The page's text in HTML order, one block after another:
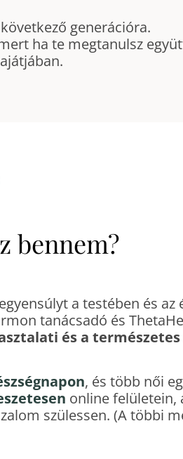
generációra.
ha te megtanulsz
bennem?
a testében és az
tanácsadó és
és a
, és több női
online felületein,
szülessen. (A többi